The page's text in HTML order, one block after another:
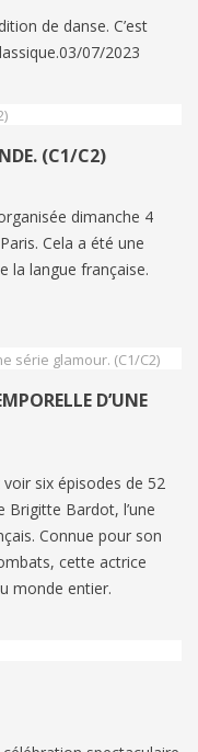
de danse. C’est
07/2023
(C1/C2)
dimanche 4
Cela a été une
la langue française.
D’UNE
six épisodes de 52
Bardot, l’une
Connue pour son
cette actrice
monde entier.